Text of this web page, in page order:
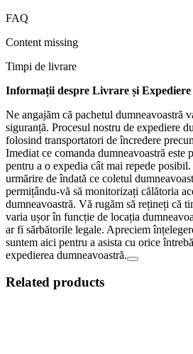
FAQ
Content missing
Timpi de livrare
Informații despre Livrare și Expediere
Ne angajăm că pachetul dumneavoastră
siguranță. Procesul nostru de expediere
folosind transportatori de încredere
Imediat ce comanda dumneavoastră este
pentru a o expedia cât mai repede
urmărire de îndată ce coletul
permițându-vă să monitorizați călătoria
dumneavoastră. Vă rugăm să rețineți că
varia ușor în funcție de locația
ar fi sărbătorile legale. Apreciem
suntem aici pentru a asista cu orice
expedierea dumneavoastră.
Related products